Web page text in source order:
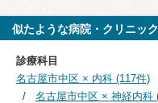
似たような病院・クリニッ
診療科目
名古屋市中区 × 内科 (117件)
名古屋市中区 × 神経内科